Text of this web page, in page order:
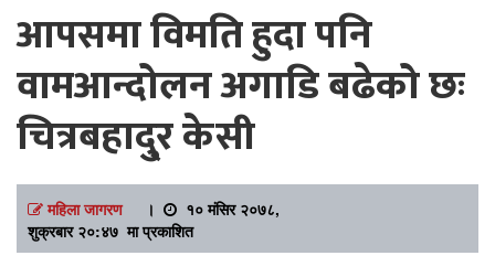
आपसमा विमति हुदा पनि
वामआन्दोलन अगाडि बढेको छः
चित्रबहादु्र केसी
महिला जागरण।
१० मंसिर २०७८,
शुक्रबार २०:४७ मा प्रकाशित